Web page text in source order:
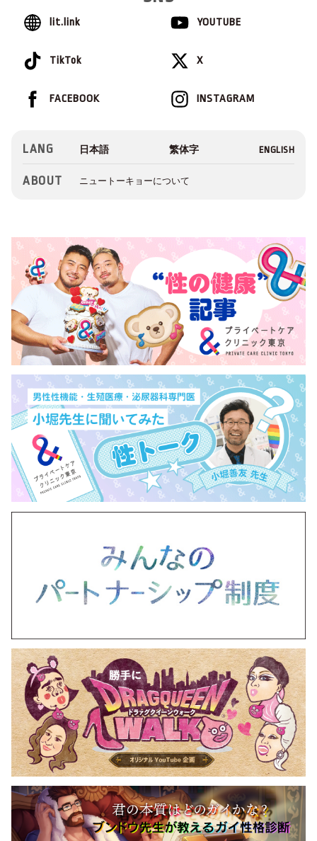
lit.link YOUTUBE
TikTok X
INSTAGRAM
FACEBOOK
LANG
ABOUT ニュートーキョーについて